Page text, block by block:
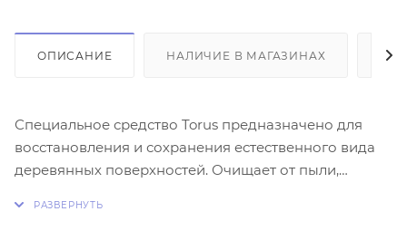
ОПИСАНИЕ НАЛИЧИЕ В МАГАЗИНАХ
Специальное средство Torus предназначено для
восстановления и сохранения естественного вида
деревянных поверхностей. Очищает от пыли,